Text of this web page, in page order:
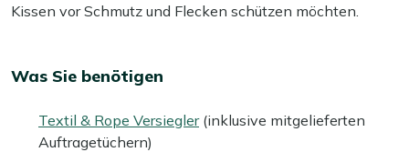
Kissen vor Schmutz und Flecken schützen möchten.
Was Sie benötigen
Textil & Rope Versiegler(inklusive mitgelieferten
Auftragetüchern)